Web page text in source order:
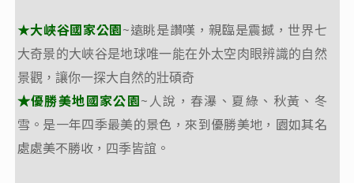
★大峽谷國家公園~遠眺是讚嘆，親臨是震撼， 世界七
大奇景的大峽谷是地球唯一能在外太空肉眼辨識的自然
景觀，讓你一探大自然的壯碩奇
★優勝美地國家公園~人說，春瀑、夏綠、秋黃、冬
雪。是一年四季最美的景色，來到優勝美地，園如其名
處處美不勝收， 四季皆誼 。
★大峽谷國家公園~遠眺是讚嘆，親臨是震撼， 世界七
大奇景的大峽谷是地球唯一能在外太空肉眼辨識的自然
景觀，讓你一探大自然的壯碩奇
★優勝美地國家公園~人說，春瀑、夏綠、秋黃、冬
雪。是一年四季最美的景色，來到優勝美地，園如其名
處處美不勝收， 四季皆誼 。